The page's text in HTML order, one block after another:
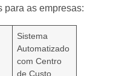
para as empresas:
Sistema
Automatizado
com Centro
de Custo